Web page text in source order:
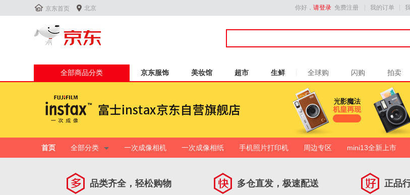
 京东首页  北京 你好， 请登录 免费注册 我的订单
全部商品分类 京东服饰 美妆馆 超市 生鲜 全球购 闪购 拍卖
首页 全部分类 一次成像相机 一次成像相纸 手机照片打印机 周边专区 mini13全新上市
品类齐全，轻松购物 多仓直发，极速配送 正品